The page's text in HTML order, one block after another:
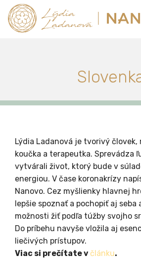
Lýdia Ladanová je tvorivý človek,
koučka a terapeutka. Sprevádza
vytvárali život, ktorý bude v
energiou. V čase koronakrízy
Nanovo. Cez myšlienky hlavnej
lepšie spoznať a pochopiť aj seba
možnosti žiť podľa túžby svojho
Do príbehu navyše vložila aj
liečivých prístupov.
Viac si prečítate v článku.